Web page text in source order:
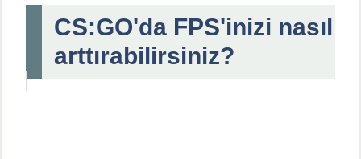
CS:GO'da FPS'inizi nasıl
arttırabilirsiniz?